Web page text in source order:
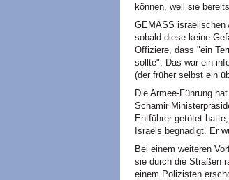
können, weil sie
GEMÄSS israelischen
sobald diese keine
Offiziere, dass "ein
sollte". Das war ein
(der früher selbst ein
Die Armee-Führung
Schamir
Entführer getötet
Israels begnadigt. Er
Bei einem weiteren
sie durch die Straßen
einem Polizisten